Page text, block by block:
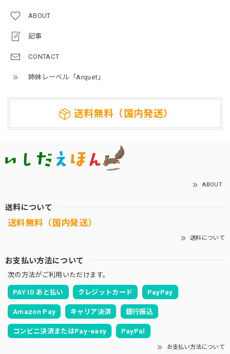
ABOUT
記事
CONTACT
姉妹レーベル「Arquet」
送料無料（国内発送）
ABOUT
送料について
送料無料（国内発送）
送料について
お支払い方法について
次の方法がご利用いただけます。
PAY ID あと払い クレジットカード PayPay
Amazon Pay キャリア決済 銀行振込
コンビニ決済またはPay-easy PayPal
お支払い方法について